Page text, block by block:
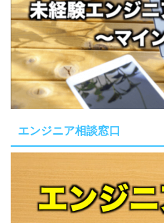
エンジニア相談窓口